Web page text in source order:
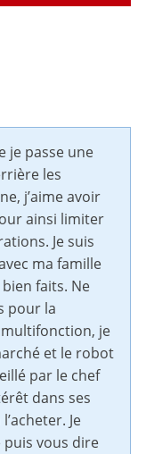
je passe une
les
j’aime avoir
ainsi limiter
Je suis
ma famille
faits. Ne
pour la
je
et le robot
par le chef
dans ses
Je
puis vous dire